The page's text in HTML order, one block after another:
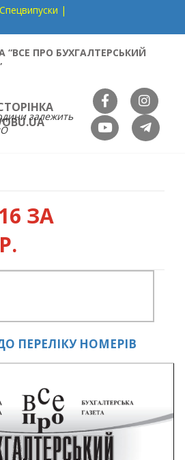
|
“ВСЕ ПРО БУХГАЛТЕРСЬКИЙ
залежить
ЗА
ПЕРЕЛІКУ НОМЕРІВ